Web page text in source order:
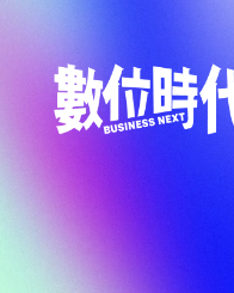
析表的位置「新
的工作表中，但除
析放在新工作表。
學｜2. 調整樞